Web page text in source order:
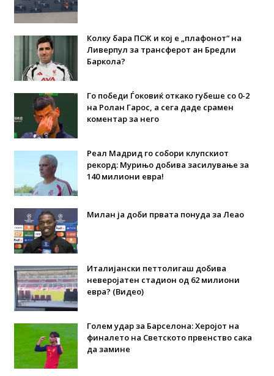
Колку бара ПСЖ и кој е „плафонот“ на
Ливерпул за трансферот ан Бредли
Баркола?
Го победи Ѓоковиќ откако губеше со 0-2
на Ролан Гарос, а сега даде срамен
коментар за него
Реал Мадрид го собори клупскиот
рекорд: Мурињо добива засилување за
140 милиони евра!
Милан ја доби првата понуда за Леао
Италијански петтолигаш добива
неверојатен стадион од 62 милиони
евра? (Видео)
Голем удар за Барселона: Херојот на
финалето на Светското првенство сака
да замине